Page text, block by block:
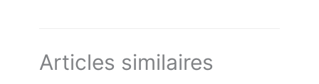
Articles similaires